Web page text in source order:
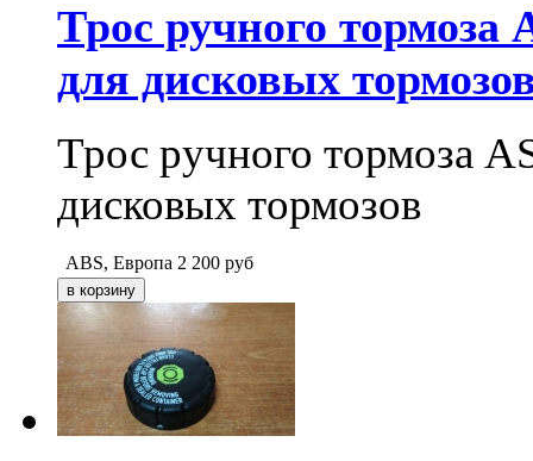
Трос ручного тормоза
для дисковых
Трос ручного тормоза
дисковых тормозов
ABS, Европа 2 200 руб